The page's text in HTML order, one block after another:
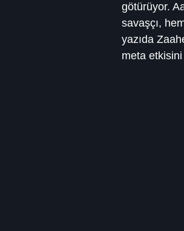
götürüyor.
savaşçı,
yazıda
meta